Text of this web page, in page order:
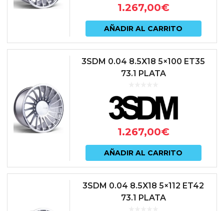
1.267,00€
AÑADIR AL CARRITO
3SDM 0.04 8.5X18 5×100 ET35
73.1 PLATA
1.267,00€
AÑADIR AL CARRITO
3SDM 0.04 8.5X18 5×112 ET42
73.1 PLATA